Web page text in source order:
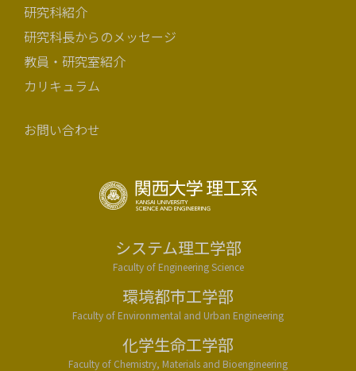
研究科紹介
研究科長からのメッセージ
教員・研究室紹介
カリキュラム
お問い合わせ
システム理工学部
Faculty of Engineering Science
環境都市工学部
Faculty of Environmental and Urban Engineering
化学生命工学部
Faculty of Chemistry, Materials and Bioengineering